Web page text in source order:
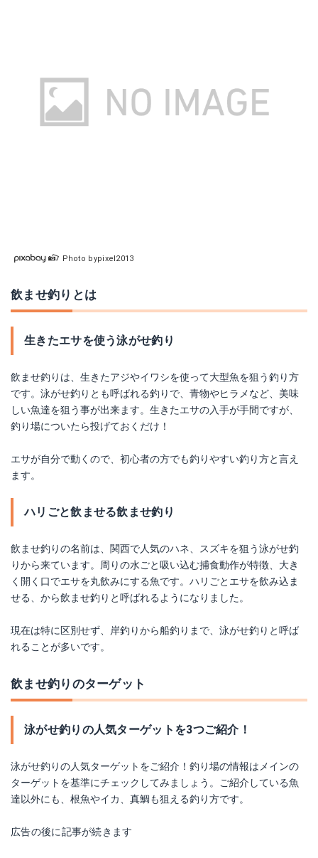
Photo bypixel2013
飲ませ釣りとは
生きたエサを使う泳がせ釣り
飲ませ釣りは、生きたアジやイワシを使って大型魚を狙う釣り方
です。泳がせ釣りとも呼ばれる釣りで、青物やヒラメなど、美味
しい魚達を狙う事が出来ます。生きたエサの入手が手間ですが、
釣り場についたら投げておくだけ！
エサが自分で動くので、初心者の方でも釣りやすい釣り方と言え
ます。
ハリごと飲ませる飲ませ釣り
飲ませ釣りの名前は、関西で人気のハネ、スズキを狙う泳がせ釣
りから来ています。周りの水ごと吸い込む捕食動作が特徴、大き
く開く口でエサを丸飲みにする魚です。ハリごとエサを飲み込ま
せる、から飲ませ釣りと呼ばれるようになりました。
現在は特に区別せず、岸釣りから船釣りまで、泳がせ釣りと呼ば
れることが多いです。
飲ませ釣りのターゲット
泳がせ釣りの人気ターゲットを3つご紹介！
泳がせ釣りの人気ターゲットをご紹介！釣り場の情報はメインの
ターゲットを基準にチェックしてみましょう。ご紹介している魚
達以外にも、根魚やイカ、真鯛も狙える釣り方です。
広告の後に記事が続きます